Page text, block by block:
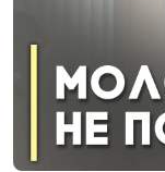
Бог
молодых (лето)
Бог
молодых (зима)